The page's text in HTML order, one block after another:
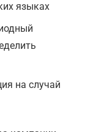
языках
на случай